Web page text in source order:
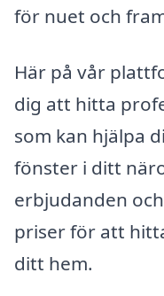
för nuet och
Här på vår
dig att hitta
som kan hjälpa
fönster i ditt
erbjudanden
priser för att
ditt hem.